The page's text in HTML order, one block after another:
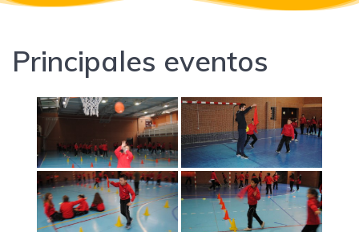
Principales eventos